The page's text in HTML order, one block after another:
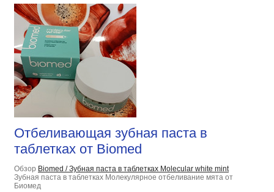
Отбеливающая зубная паста в
таблетках от Biomed
Обзор Biomed / Зубная паста в таблетках Molecular white mint
Зубная паста в таблетках Молекулярное отбеливание мята от
Биомед